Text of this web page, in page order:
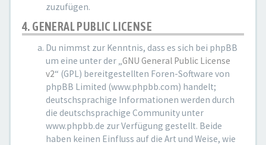
zuzufügen.
4. GENERAL PUBLIC LICENSE
Du nimmst zur Kenntnis, dass es sich bei phpBB
um eine unter der „GNU General Public License
v2“ (GPL) bereitgestellten Foren-Software von
phpBB Limited (www.phpbb.com) handelt;
deutschsprachige Informationen werden durch
die deutschsprachige Community unter
www.phpbb.de zur Verfügung gestellt. Beide
haben keinen Einfluss auf die Art und Weise, wie